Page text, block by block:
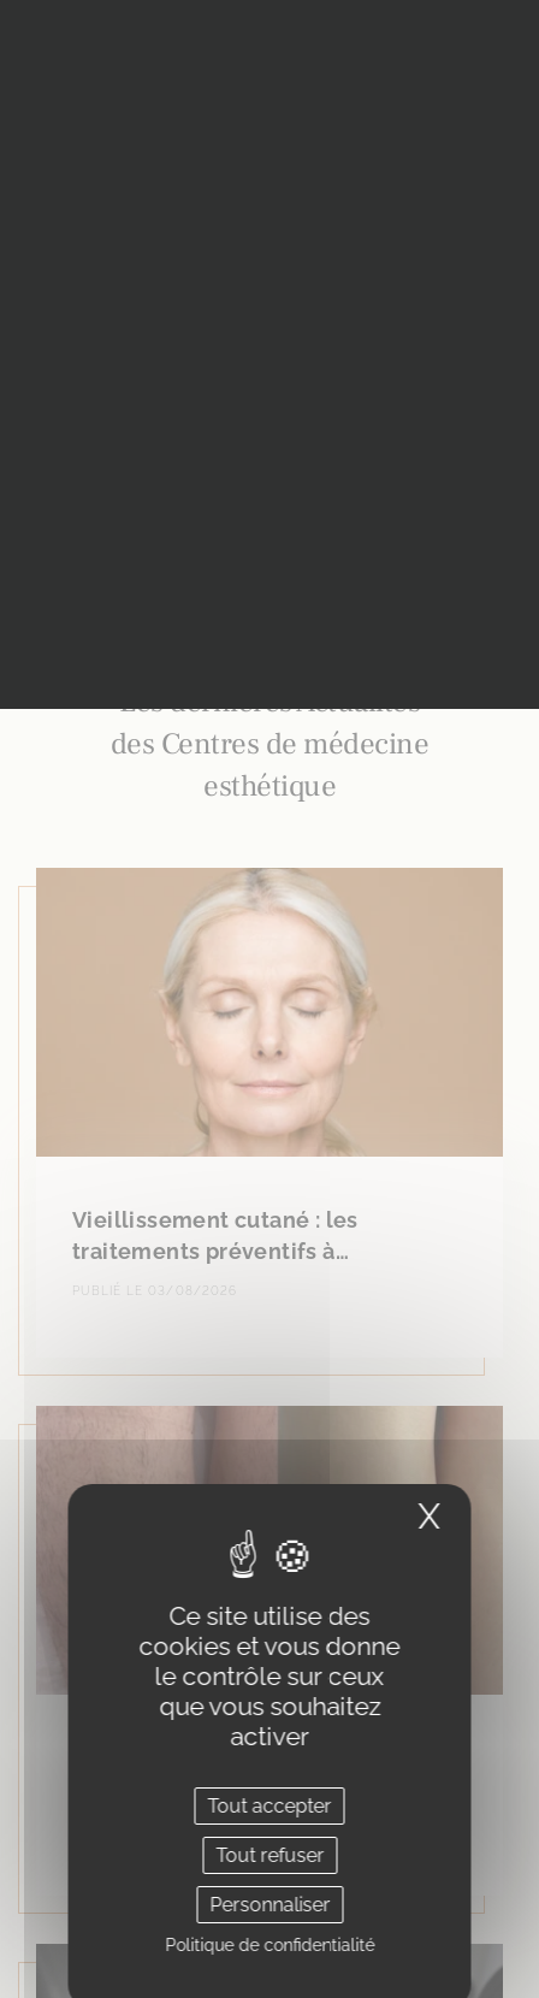
Les dernières Actualités
des Centres de médecine
esthétique
Vieillissement cutané : les
traitements préventifs à…
PUBLIÉ LE 03/08/2026
combien de séances,…
PUBLIÉ LE 27/07/2026
Ce site utilise des
cookies et vous donne
le contrôle sur ceux
que vous souhaitez
activer
Tout accepter
Tout refuser
Personnaliser
Politique de confidentialité
X